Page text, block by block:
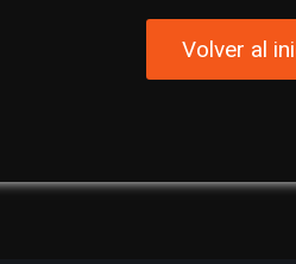
Volver al